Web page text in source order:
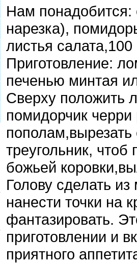
Нам понадобится:
нарезка),
листья
Приготовление:
печенью минтая
Сверху положить
помидорчик черри
треугольник,
божьей
Голову сделать
нанести точки на
фантазировать.
приготовлении и
приятного